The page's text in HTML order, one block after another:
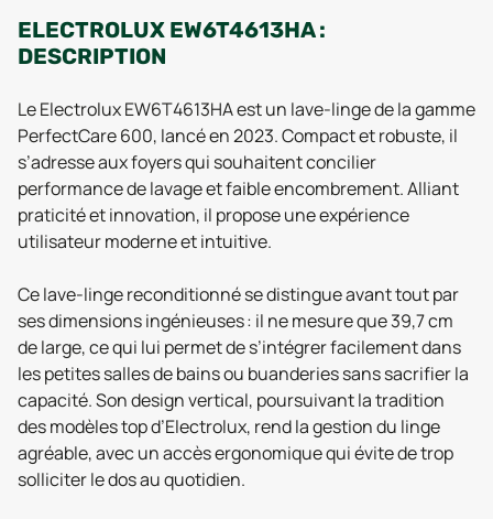
ELECTROLUX EW6T4613HA :
DESCRIPTION
Le Electrolux EW6T4613HA est un lave-linge de la gamme
PerfectCare 600, lancé en 2023. Compact et robuste, il
s’adresse aux foyers qui souhaitent concilier
performance de lavage et faible encombrement. Alliant
praticité et innovation, il propose une expérience
utilisateur moderne et intuitive.
Ce lave-linge reconditionné se distingue avant tout par
ses dimensions ingénieuses : il ne mesure que 39,7 cm
de large, ce qui lui permet de s’intégrer facilement dans
les petites salles de bains ou buanderies sans sacrifier la
capacité. Son design vertical, poursuivant la tradition
des modèles top d’Electrolux, rend la gestion du linge
agréable, avec un accès ergonomique qui évite de trop
solliciter le dos au quotidien.